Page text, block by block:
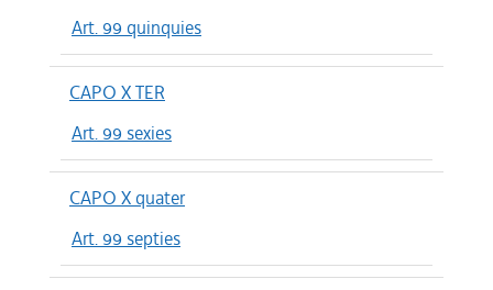
Art. 99 quinquies
CAPO X TER
Art. 99 sexies
CAPO X quater
Art. 99 septies